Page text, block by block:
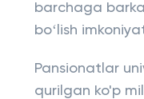
barchaga
boʻlish
Pansionatlar
qurilgan ko'p